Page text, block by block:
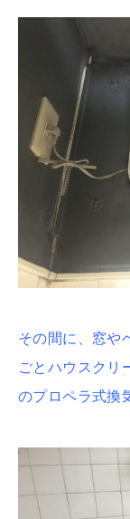
その間に、窓や
ごとハウスクリ
のプロペラ式換